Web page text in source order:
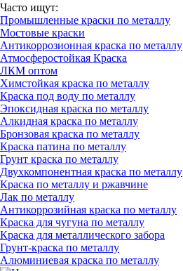
Часто ищут:
Промышленные краски по металлу
Мостовые краски
Антикоррозионная краска по металлу
Атмосферостойкая Краска
ЛКМ оптом
Химстойкая краска по металлу
Краска под воду по металлу
Эпоксидная краска по металлу
Алкидная краска по металлу
Бронзовая краска по металлу
Краска патина по металлу
Грунт краска по металлу
Двухкомпонентная краска по металлу
Краска по металлу и ржавчине
Лак по металлу
Антикоррозийная краска по металлу
Краска для чугуна по металлу
Краска для металлического забора
Грунт-краска по металлу
Алюминиевая краска по металлу